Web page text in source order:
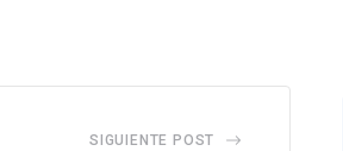
SIGUIENTE POST